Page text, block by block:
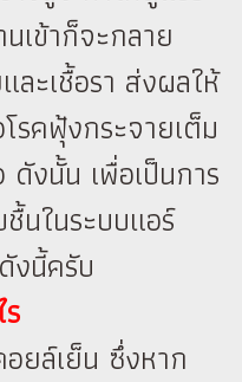
เข้าก็จะกลาย
ละเชื้อรา ส่งผลให้
รคฟุ้งกระจายเต็ม
งนั้น เพื่อเป็นการ
นในระบบแอร์
งนี้ครับ
ยล์เย็น ซึ่งหาก